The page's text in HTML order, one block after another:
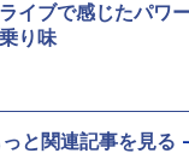
イブで感じたパワ
り味
っと関連記事を見る